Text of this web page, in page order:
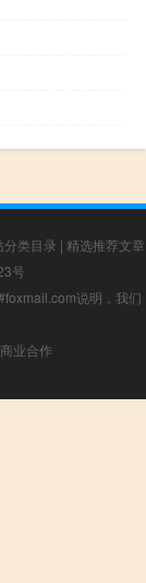
分类目录 | 精选推荐文章
号
说明，我们
业合作